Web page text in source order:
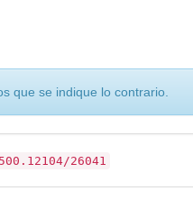
que se indique lo contrario.
26041